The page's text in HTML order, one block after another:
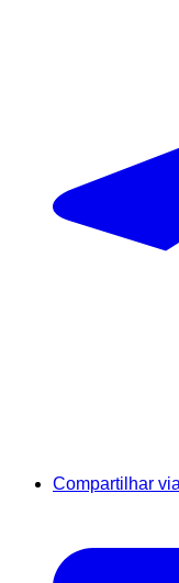
Compartilhar